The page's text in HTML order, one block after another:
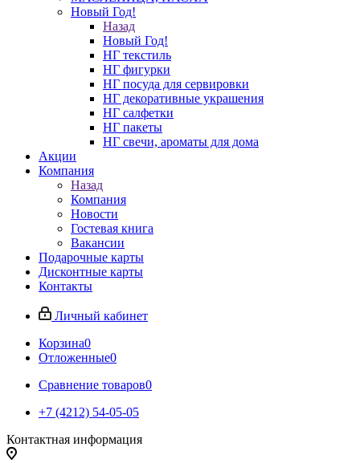
Новый Год!
Назад
Новый Год!
НГ текстиль
НГ фигурки
НГ посуда для сервировки
НГ декоративные украшения
НГ салфетки
НГ пакеты
НГ свечи, ароматы для дома
Акции
Компания
Назад
Компания
Новости
Гостевая книга
Вакансии
Подарочные карты
Дисконтные карты
Контакты
Личный кабинет
Корзина0
Отложенные0
Сравнение товаров0
+7 (4212) 54-05-05
Контактная информация